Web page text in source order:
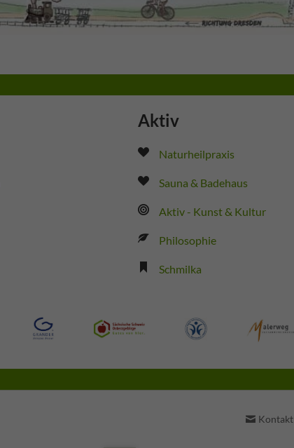
Aktiv
Naturheilpraxis
Sauna & Badehaus
Aktiv - Kunst & Kultur
Philosophie
Schmilka
Navigation
Kontakt